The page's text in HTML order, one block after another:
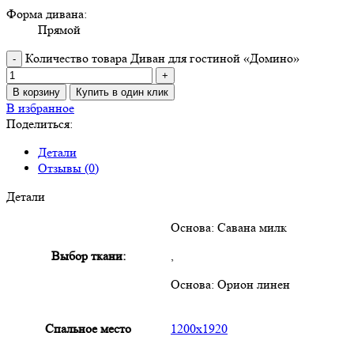
Форма дивана:
Прямой
Количество товара Диван для гостиной «Домино»
В корзину Купить в один клик
В избранное
Поделиться:
Детали
Отзывы (0)
Детали
Выбор ткани:
Основа: Савана милк
Основа: Орион линен
Спальное место 1200х1920